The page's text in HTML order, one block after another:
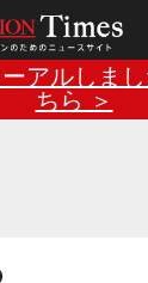
アルしま
ちら ＞